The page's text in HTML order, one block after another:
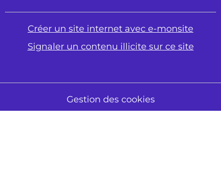
Créer un site internet avec e-monsite
Signaler un contenu illicite sur ce site
Gestion des cookies